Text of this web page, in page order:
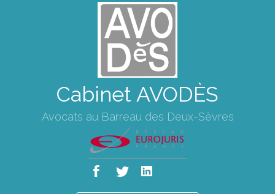
Cabinet AVODÈS
Avocats au Barreau des Deux-Sèvres